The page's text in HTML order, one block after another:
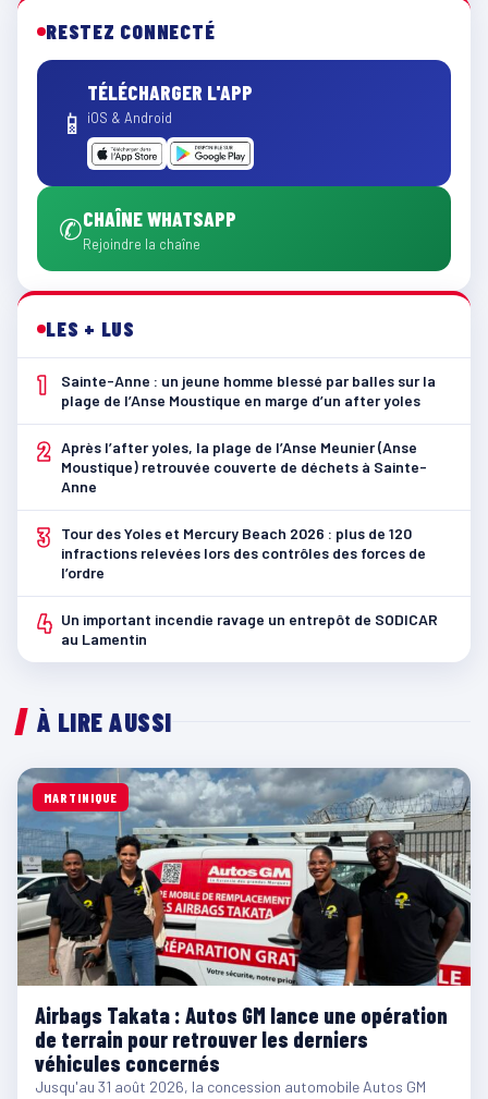
RESTEZ CONNECTÉ
📱
TÉLÉCHARGER L'APP
iOS & Android
✆CHAÎNE WHATSAPP
Rejoindre la chaîne
LES + LUS
1
Sainte-Anne : un jeune homme blessé par balles sur la
plage de l’Anse Moustique en marge d’un after yoles
2 Après l’after yoles, la plage de l’Anse Meunier (Anse
Moustique) retrouvée couverte de déchets à Sainte-
Anne
3
Tour des Yoles et Mercury Beach 2026 : plus de 120
infractions relevées lors des contrôles des forces de
l’ordre
4 Un important incendie ravage un entrepôt de SODICAR
au Lamentin
À LIRE AUSSI
MARTINIQUE
Airbags Takata : Autos GM lance une opération
de terrain pour retrouver les derniers
véhicules concernés
Jusqu'au 31 août 2026, la concession automobile Autos GM